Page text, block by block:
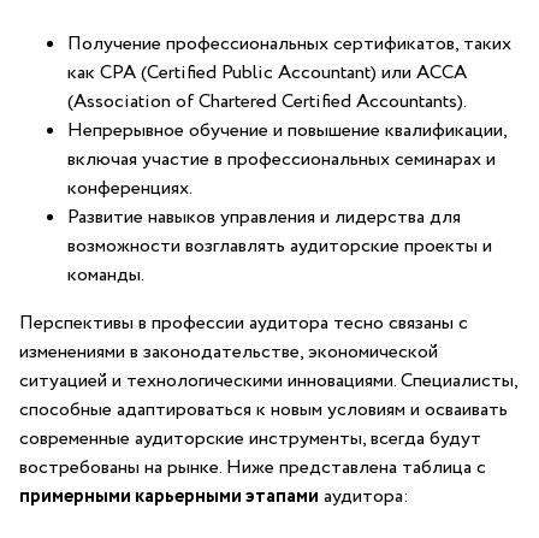
Получение⁢ профессиональных сертификатов, таких
как CPA (Certified Public Accountant) или ACCA
(Association ⁢of Chartered Certified Accountants).
Непрерывное обучение и повышение квалификации,
включая участие‌ в ‌профессиональных семинарах и‍
конференциях.
Развитие навыков управления⁣ и лидерства‍ для
возможности возглавлять аудиторские проекты и
команды.
Перспективы в профессии аудитора⁢ тесно связаны с
изменениями в законодательстве,⁣ экономической
ситуацией и технологическими⁢ инновациями. Специалисты,
способные адаптироваться к новым ‌условиям​ и осваивать
современные аудиторские инструменты, всегда будут
востребованы на рынке. Ниже представлена таблица с‌
примерными карьерными ​этапами аудитора: